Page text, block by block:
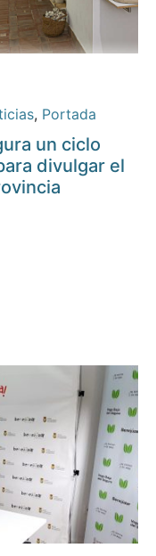
, Portada
un ciclo
divulgar el